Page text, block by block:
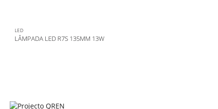
LED
LÂMPADA LED R7S 135MM 13W